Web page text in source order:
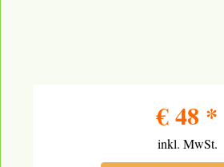
€48 *
inkl. MwSt.